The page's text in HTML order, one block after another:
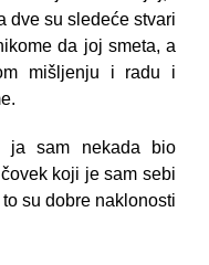
dve su sledeće stvari
da joj smeta, a
mišljenju i radu i
ja sam nekada bio
koji je sam sebi
su dobre naklonosti